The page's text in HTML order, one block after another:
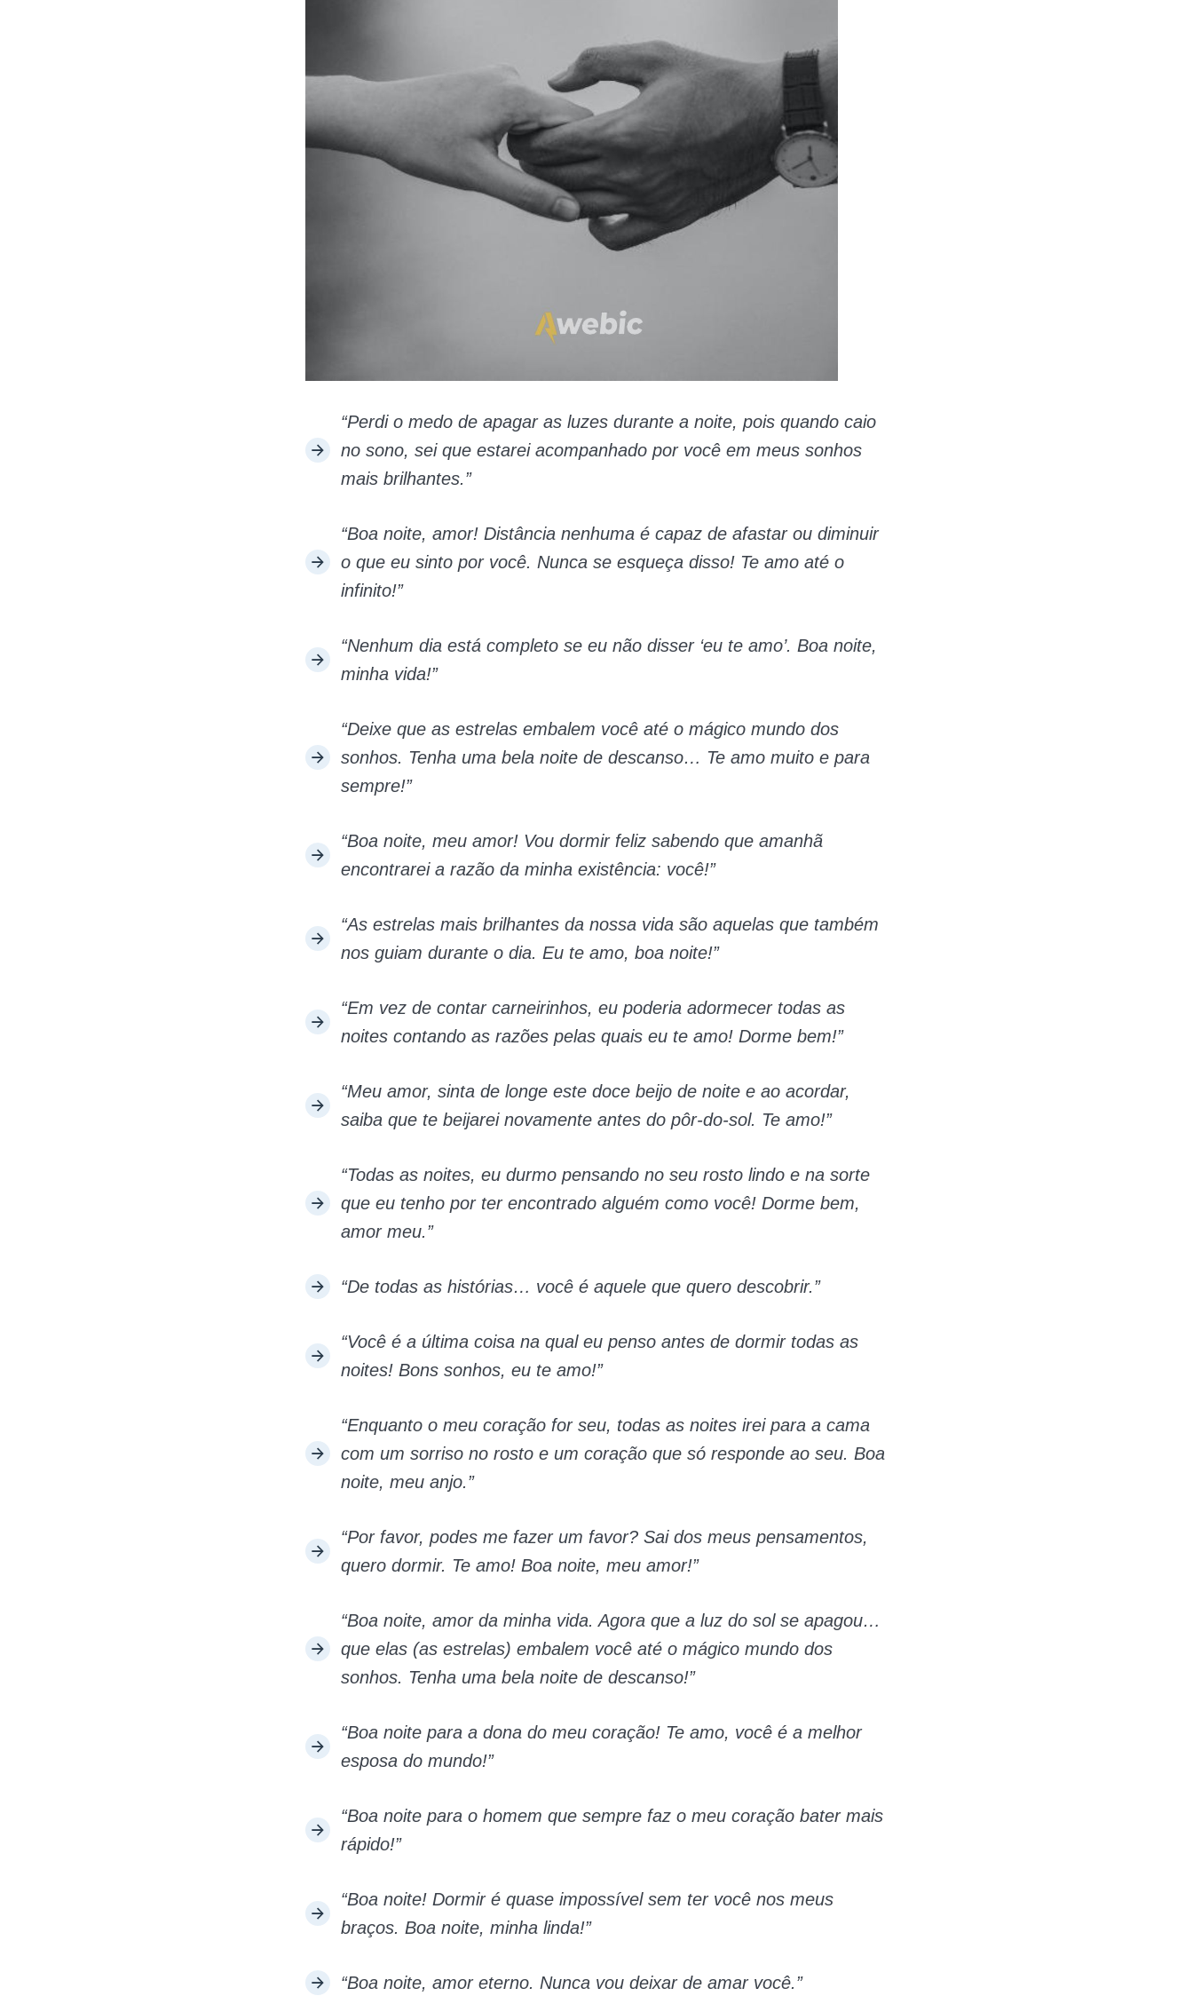
“Perdi o medo de apagar as luzes durante a noite, pois quando caio
no sono, sei que estarei acompanhado por você em meus sonhos
mais brilhantes.”
“Boa noite, amor! Distância nenhuma é capaz de afastar ou diminuir
o que eu sinto por você. Nunca se esqueça disso! Te amo até o
infinito!”
“Nenhum dia está completo se eu não disser ‘eu te amo’. Boa noite,
minha vida!”
“Deixe que as estrelas embalem você até o mágico mundo dos
sonhos. Tenha uma bela noite de descanso… Te amo muito e para
sempre!”
“Boa noite, meu amor! Vou dormir feliz sabendo que amanhã
encontrarei a razão da minha existência: você!”
“As estrelas mais brilhantes da nossa vida são aquelas que também
nos guiam durante o dia. Eu te amo, boa noite!”
“Em vez de contar carneirinhos, eu poderia adormecer todas as
noites contando as razões pelas quais eu te amo! Dorme bem!”
“Meu amor, sinta de longe este doce beijo de noite e ao acordar,
saiba que te beijarei novamente antes do pôr-do-sol. Te amo!”
“Todas as noites, eu durmo pensando no seu rosto lindo e na sorte
que eu tenho por ter encontrado alguém como você! Dorme bem,
amor meu.”
“De todas as histórias… você é aquele que quero descobrir.”
“Você é a última coisa na qual eu penso antes de dormir todas as
noites! Bons sonhos, eu te amo!”
“Enquanto o meu coração for seu, todas as noites irei para a cama
com um sorriso no rosto e um coração que só responde ao seu. Boa
noite, meu anjo.”
“Por favor, podes me fazer um favor? Sai dos meus pensamentos,
quero dormir. Te amo! Boa noite, meu amor!”
“Boa noite, amor da minha vida. Agora que a luz do sol se apagou…
que elas (as estrelas) embalem você até o mágico mundo dos
sonhos. Tenha uma bela noite de descanso!”
“Boa noite para a dona do meu coração! Te amo, você é a melhor
esposa do mundo!”
“Boa noite para o homem que sempre faz o meu coração bater mais
rápido!”
“Boa noite! Dormir é quase impossível sem ter você nos meus
braços. Boa noite, minha linda!”
“Boa noite, amor eterno. Nunca vou deixar de amar você.”